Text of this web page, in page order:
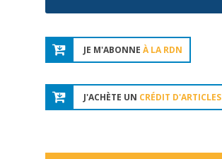
JE M'ABONNE À LA RDN
J'ACHÈTE UN CRÉDIT D'ARTICLES